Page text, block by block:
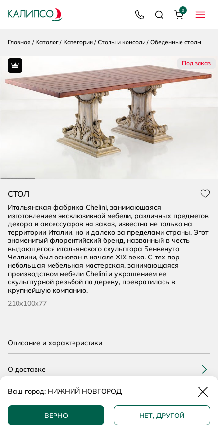
МЕНЮ
8 800 200 92 39
ПоискКорзина
0
Главная Каталог Категории Столы и консоли Обеденные столы
СТОЛ
Итальянская фабрика Chelini, занимающаяся
изготовлением эксклюзивной мебели, различных предметов
декора и аксессуаров на заказ, известна не только на
территории Италии, но и далеко за пределами страны. Этот
знаменитый флорентийский бренд, названный в честь
выдающегося итальянского скульптора Бенвенуто
Челлини, был основан в начале XIX века. С тех пор
небольшая мебельная мастерская, занимающаяся
производством мебели Chelini и украшением ее
скульптурной резьбой по дереву, превратилась в
крупнейшую компанию.
210х100х77
КУПИТЬ В 1 КЛИК
Описание и характеристики
О доставке
О гарантии
Возможна рассрочка, уточните
у менеджера
Premium
Под заказ
Ваш город: НИЖНИЙ НОВГОРОД
ВЕРНО НЕТ, ДРУГОЙ